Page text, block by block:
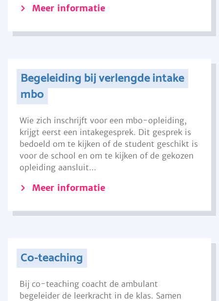
Meer informatie
Begeleiding bij verlengde intake
mbo
Wie zich inschrijft voor een mbo-opleiding,
krijgt eerst een intakegesprek. Dit gesprek is
bedoeld om te kijken of de student geschikt is
voor de school en om te kijken of de gekozen
opleiding aansluit...
Meer informatie
Co-teaching
Bij co-teaching coacht de ambulant
begeleider de leerkracht in de klas. Samen